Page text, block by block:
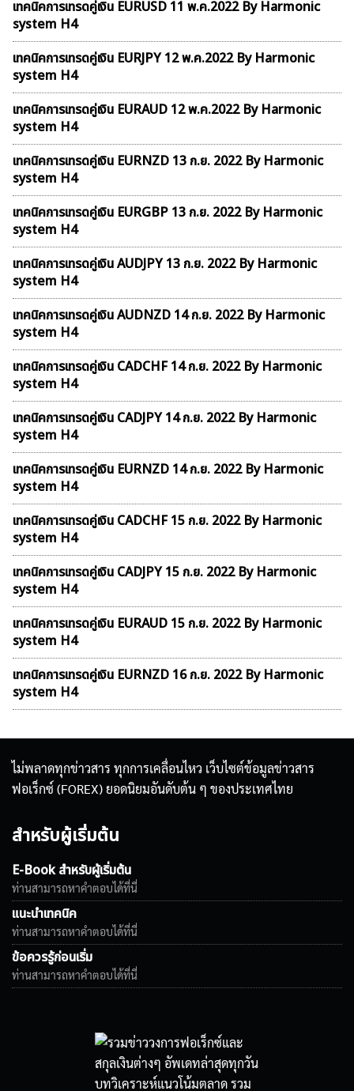
เทคนิคการเทรดคู่เงิน EURUSD 11 พ.ค.2022 By Harmonic
system H4
เทคนิคการเทรดคู่เงิน EURJPY 12 พ.ค.2022 By Harmonic
system H4
เทคนิคการเทรดคู่เงิน EURAUD 12 พ.ค.2022 By Harmonic
system H4
เทคนิคการเทรดคู่เงิน EURNZD 13 ก.ย. 2022 By Harmonic
system H4
เทคนิคการเทรดคู่เงิน EURGBP 13 ก.ย. 2022 By Harmonic
system H4
เทคนิคการเทรดคู่เงิน AUDJPY 13 ก.ย. 2022 By Harmonic
system H4
เทคนิคการเทรดคู่เงิน AUDNZD 14 ก.ย. 2022 By Harmonic
system H4
เทคนิคการเทรดคู่เงิน CADCHF 14 ก.ย. 2022 By Harmonic
system H4
เทคนิคการเทรดคู่เงิน CADJPY 14 ก.ย. 2022 By Harmonic
system H4
เทคนิคการเทรดคู่เงิน EURNZD 14 ก.ย. 2022 By Harmonic
system H4
เทคนิคการเทรดคู่เงิน CADCHF 15 ก.ย. 2022 By Harmonic
system H4
เทคนิคการเทรดคู่เงิน CADJPY 15 ก.ย. 2022 By Harmonic
system H4
เทคนิคการเทรดคู่เงิน EURAUD 15 ก.ย. 2022 By Harmonic
system H4
เทคนิคการเทรดคู่เงิน EURNZD 16 ก.ย. 2022 By Harmonic
system H4
ไม่พลาดทุกข่าวสาร ทุกการเคลื่อนไหว เว็บไซต์ข้อมูลข่าวสาร
ฟอเร็กซ์ (FOREX) ยอดนิยมอันดับต้น ๆ ของประเทศไทย
สำหรับผู้เริ่มต้น
E-Book สำหรับผู้เริ่มต้น
ท่านสามารถหาคำตอบได้ที่นี่
แนะนำเทคนิค
ท่านสามารถหาคำตอบได้ที่นี่
ข้อควรรู้ก่อนเริ่ม
ท่านสามารถหาคำตอบได้ที่นี่